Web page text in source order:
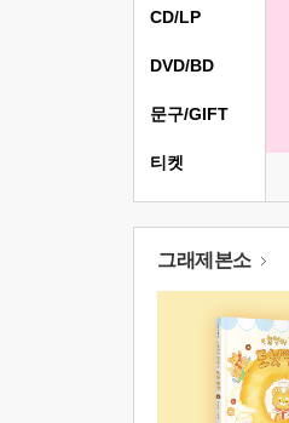
CD/LP
DVD/BD
문구/GIFT
티켓
그래제본소